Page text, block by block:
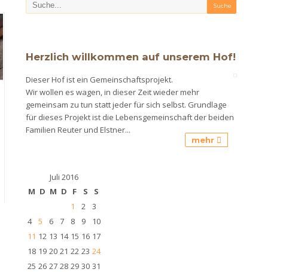
Herzlich willkommen auf unserem Hof!
Dieser Hof ist ein Gemeinschaftsprojekt.
Wir wollen es wagen, in dieser Zeit wieder mehr
gemeinsam zu tun statt jeder für sich selbst. Grundlage
für dieses Projekt ist die Lebensgemeinschaft der beiden
Familien Reuter und Elstner...
mehr
Juli 2016
M D M D F S
S
1
2
3
4
5 6 7 8 9
10
11 12 13 14 15 16 17
18 19 20 21 22 23 24
25 26 27 28 29 30 31